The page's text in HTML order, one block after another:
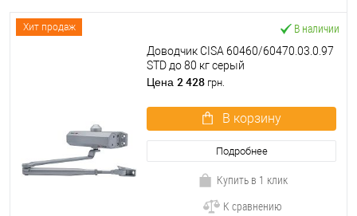
Хит продаж В наличии
Доводчик CISA 60460/60470.03.0.97
STD до 80 кг серый
Цена 2 428 грн.
В корзину
Подробнее
Купить в 1 клик
К сравнению